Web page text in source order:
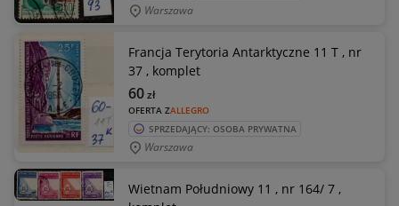
Warszawa
Francja Terytoria Antarktyczne 11 T , nr
37 , komplet
OFERTA ZALLEGRO
60zł
SPRZEDAJĄCY: OSOBA PRYWATNA
Warszawa
Wietnam Południowy 11 , nr 164/ 7 ,